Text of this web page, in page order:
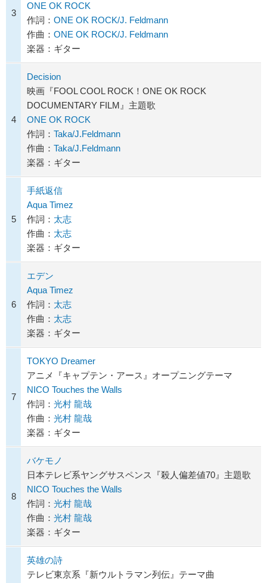
3
ONE OK ROCK
作詞： ONE OK ROCK/J. Feldmann
作曲： ONE OK ROCK/J. Feldmann
楽器：ギター
4
Decision
映画『FOOL COOL ROCK！ONE OK ROCK
DOCUMENTARY FILM』主題歌
ONE OK ROCK
作詞： Taka/J.Feldmann
作曲： Taka/J.Feldmann
楽器：ギター
5
手紙返信
Aqua Timez
作詞： 太志
作曲： 太志
楽器：ギター
6
エデン
Aqua Timez
作詞： 太志
作曲： 太志
楽器：ギター
7
TOKYO Dreamer
アニメ『キャプテン・アース』オープニングテーマ
NICO Touches the Walls
作詞： 光村 龍哉
作曲： 光村 龍哉
楽器：ギター
8
バケモノ
日本テレビ系ヤングサスペンス『殺人偏差値70』主題歌
NICO Touches the Walls
作詞： 光村 龍哉
作曲： 光村 龍哉
楽器：ギター
英雄の詩
テレビ東京系『新ウルトラマン列伝』テーマ曲